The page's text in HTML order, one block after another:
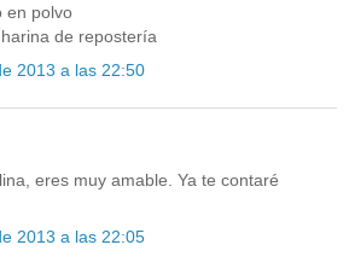
en polvo
de repostería
2013 a las 22:50
eres muy amable. Ya te contaré
2013 a las 22:05